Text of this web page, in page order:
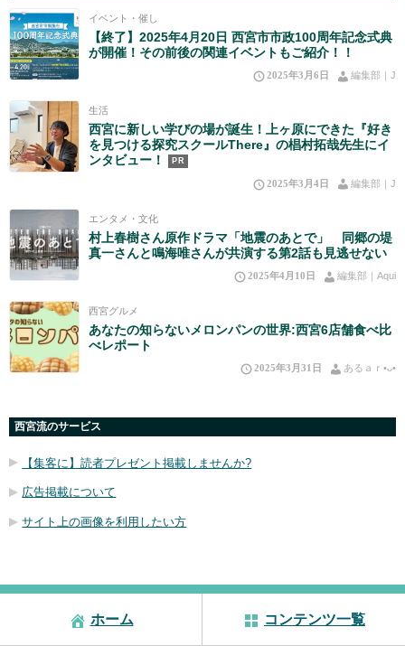
イベント・催し
【終了】2025年4月20日 西宮市市政100周年記念式典
が開催！その前後の関連イベントもご紹介！！
2025年3月6日 編集部｜J
生活
西宮に新しい学びの場が誕生！上ヶ原にできた『好き
を見つける探究スクールThere』の椙村拓哉先生にイ
ンタビュー！
PR
2025年3月4日 編集部｜J
エンタメ・文化
村上春樹さん原作ドラマ「地震のあとで」 同郷の堤
真一さんと鳴海唯さんが共演する第2話も見逃せない
2025年4月10日 編集部｜Aqui
西宮グルメ
あなたの知らないメロンパンの世界:西宮6店舗食べ比
べレポート
2025年3月31日 あるａｒ•⁠ᴗ⁠•⁠
西宮流のサービス
【集客に】読者プレゼント掲載しませんか?
広告掲載について
サイト上の画像を利用したい方
ホーム コンテンツ一覧